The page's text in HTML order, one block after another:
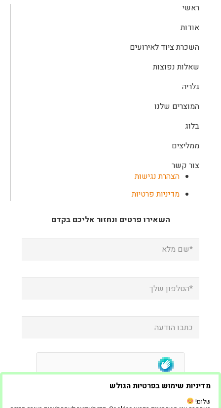
ראשי
אודות
השכרת ציוד לאירועים
שאלות נפוצות
גלריה
המוצרים שלנו
בלוג
ממליצים
צור קשר
הצהרת נגישות
מדיניות פרטיות
השאירו פרטים ונחזור אליכם בקדם
מדיניות שימוש בפרטיות הגולש
שלום!